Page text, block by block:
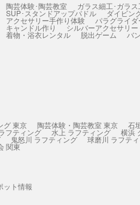
陶芸体験･陶芸教室 ガラス細工･ガラ
SUP･スタンドアップパドル ダイビン
アクセサリー手作り体験 パラグライダ
キャンドル作り シルバーアクセサリ
着物・浴衣レンタル 脱出ゲーム バ
グ 東京 陶芸体験・陶芸教室 東京 石
フティング 水上 ラフティング 横浜
鬼怒川 ラフティング 球磨川 ラフテ
関東
ット情報